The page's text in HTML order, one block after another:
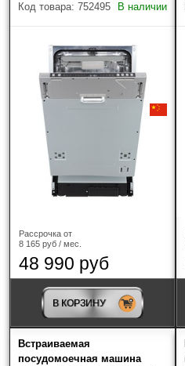
Вместимость (комплектов
Индикатор "Луч на полу"
Страна-производитель
Популярное
Код товара: 752495 В наличии
Рассрочка от
8 165 руб / мес.
48 990 руб
В КОРЗИНУ
Встраиваемая
посудомоечная машина